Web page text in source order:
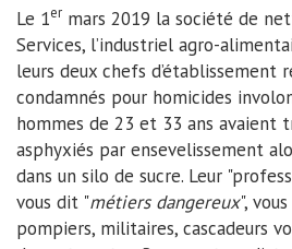
Le 1er mars 2019 la société de
Services, l’industriel agro-
leurs deux chefs
condamnés pour homicides
hommes de 23 et 33 ans avaient
asphyxiés par ensevelissement
dans un silo de sucre. Leur
vous dit "métiers dangereux",
pompiers, militaires, cascadeurs